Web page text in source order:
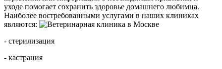
уходе помогает сохранить здоровье домашнего любимца.
Наиболее востребованными услугами в наших клиниках
являются:
- стерилизация
- кастрация